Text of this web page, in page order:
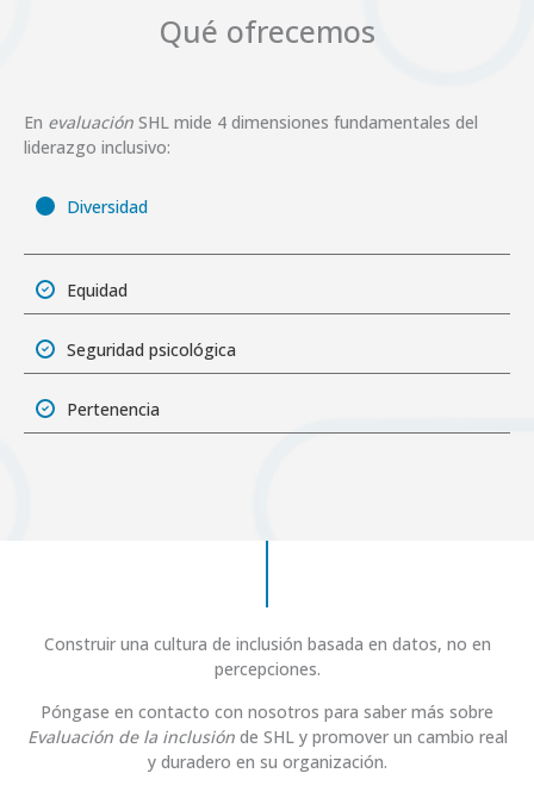
Qué ofrecemos
En evaluación SHL mide 4 dimensiones fundamentales del
liderazgo inclusivo:
Diversidad
Equidad
Seguridad psicológica
Pertenencia
Construir una cultura de inclusión basada en datos, no en
percepciones.
Póngase en contacto con nosotros para saber más sobre
Evaluación de la inclusiónde SHL y promover un cambio real
y duradero en su organización.